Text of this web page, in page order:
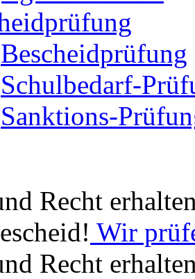
Bescheidprüfung
Schulbedarf-
Sanktions-
Wir